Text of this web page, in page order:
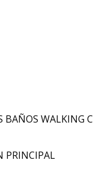
BAÑOS WALKING
PRINCIPAL